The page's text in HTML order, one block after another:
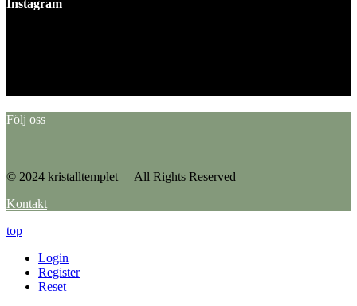
Instagram
Följ oss
© 2024 kristalltemplet – All Rights Reserved
Kontakt
top
Login
Register
Reset